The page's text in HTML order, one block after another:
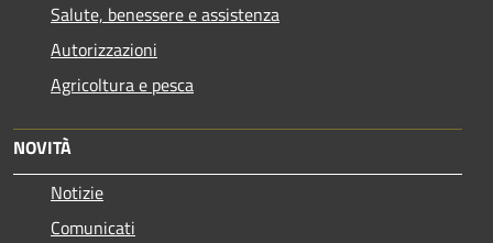
Salute, benessere e assistenza
Autorizzazioni
Agricoltura e pesca
NOVITÀ
Notizie
Comunicati